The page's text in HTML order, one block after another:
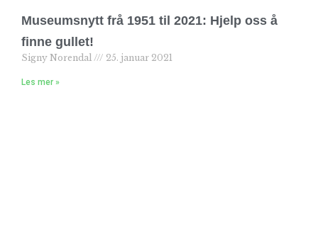
Museumsnytt frå 1951 til 2021: Hjelp oss å
finne gullet!
Signy Norendal 25. januar 2021
Les mer »